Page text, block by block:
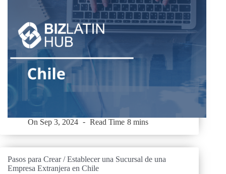
On Sep 3, 2024 Read Time 8 mins
Pasos para Crear / Establecer una Sucursal de una
Empresa Extranjera en Chile